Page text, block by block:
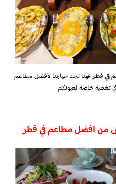
فهنا تجد خيارتنا لأفضل مطاعم
تغطية خاصة لعيونكم